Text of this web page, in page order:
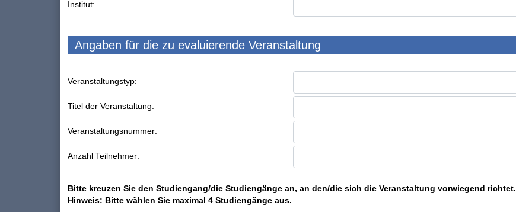
Institut:
Angaben für die zu evaluierende Veranstaltung
Veranstaltungstyp:
Titel der Veranstaltung:
Veranstaltungsnummer:
Anzahl Teilnehmer:
Bitte kreuzen Sie den Studiengang/die Studiengänge an, an den/die sich die Veranstaltung vorwiegend richtet.
Hinweis: Bitte wählen Sie maximal 4 Studiengänge aus.